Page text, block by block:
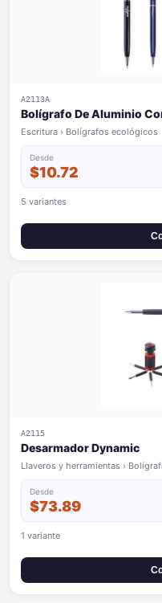
A2113A
Bolígrafo De Aluminio
Escritura › Bolígrafos ecológicos
Desde
$10.72
5 variantes
A2115
Desarmador Dynamic
Llaveros y herramientas ›
Desde
$73.89
1 variante